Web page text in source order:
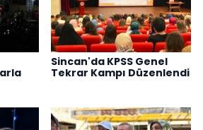
Sincan'da KPSS Genel
Tekrar Kampı Düzenlendi